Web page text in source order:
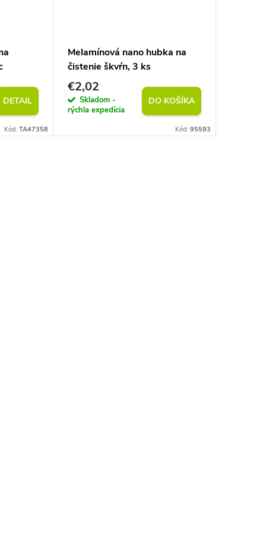
DETAIL
Kód: TA47358
Melamínová nano hubka na
čistenie škvŕn, 3 ks
€2,02
Skladom -
rýchla expedícia
DO KOŠÍKA
Kód: 95593